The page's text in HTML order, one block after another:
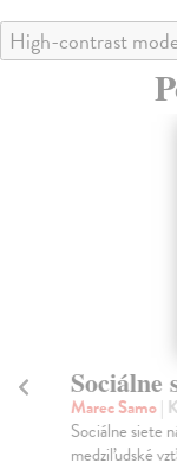
High-contrast
Sociálne
Marec Samo|
Sociálne siete
medziľudské